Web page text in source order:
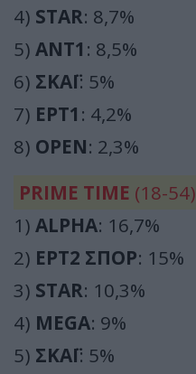
4) STAR: 8,7%
5) ΑΝΤ1 : 8,5%
6) ΣΚΑΪ: 5%
7) ΕΡΤ1 : 4,2%
8) OPEN: 2,3%
PRIME TIME (18-54)
1) ALPHA: 16,7%
2) ΕΡΤ2 ΣΠΟΡ: 15%
3) STAR: 10,3%
4) MEGA: 9%
5) ΣΚΑΪ: 5%